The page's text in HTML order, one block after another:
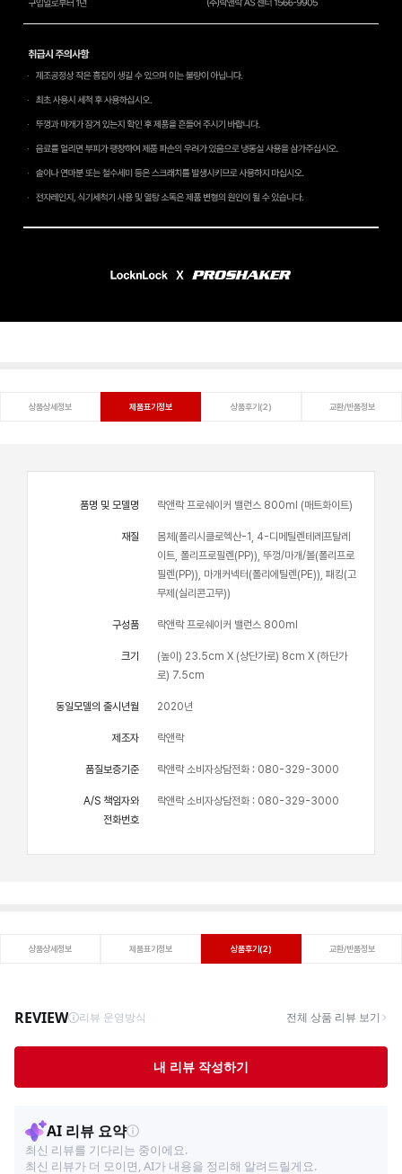
상품상세정보 제품표기정보 상품후기(2) 교환/반품정보
품명 및 모델명 락앤락 프로쉐이커 밸런스 800ml (매트화이트)
재질
몸체(폴리시클로헥산-1, 4-디메틸렌테레프탈레
이트, 폴리프로필렌(PP)), 뚜껑/마개/볼(폴리프로
필렌(PP)), 마개커넥터(폴리에틸렌(PE)), 패킹(고
무제(실리콘고무))
구성품 락앤락 프로쉐이커 밸런스 800ml
크기
(높이) 23.5cm X (상단가로) 8cm X (하단가
로) 7.5cm
동일모델의 출시년월 2020년
제조자 락앤락
품질보증기준 락앤락 소비자상담전화 : 080-329-3000
A/S 책임자와
전화번호
락앤락 소비자상담전화 : 080-329-3000
상품상세정보 제품표기정보 상품후기(2) 교환/반품정보